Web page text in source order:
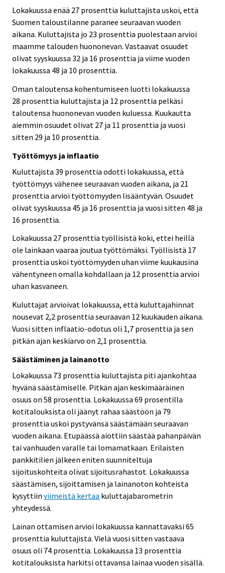
Lokakuussa enää 27 prosenttia kuluttajista uskoi, että
Suomen taloustilanne paranee seuraavan vuoden
aikana. Kuluttajista jo 23 prosenttia puolestaan arvioi
maamme talouden huononevan. Vastaavat osuudet
olivat syyskuussa 32 ja 16 prosenttia ja viime vuoden
lokakuussa 48 ja 10 prosenttia.
Oman taloutensa kohentumiseen luotti lokakuussa
28 prosenttia kuluttajista ja 12 prosenttia pelkäsi
taloutensa huononevan vuoden kuluessa. Kuukautta
aiemmin osuudet olivat 27 ja 11 prosenttia ja vuosi
sitten 29 ja 10 prosenttia.
Työttömyys ja inflaatio
Kuluttajista 39 prosenttia odotti lokakuussa, että
työttömyys vähenee seuraavan vuoden aikana, ja 21
prosenttia arvioi työttömyyden lisääntyvän. Osuudet
olivat syyskuussa 45 ja 16 prosenttia ja vuosi sitten 48 ja
16 prosenttia.
Lokakuussa 27 prosenttia työllisistä koki, ettei heillä
ole lainkaan vaaraa joutua työttömäksi. Työllisistä 17
prosenttia uskoi työttömyyden uhan viime kuukausina
vähentyneen omalla kohdallaan ja 12 prosenttia arvioi
uhan kasvaneen.
Kuluttajat arvioivat lokakuussa, että kuluttajahinnat
nousevat 2,2 prosenttia seuraavan 12 kuukauden aikana.
Vuosi sitten inflaatio-odotus oli 1,7 prosenttia ja sen
pitkän ajan keskiarvo on 2,1 prosenttia.
Säästäminen ja lainanotto
Lokakuussa 73 prosenttia kuluttajista piti ajankohtaa
hyvänä säästämiselle. Pitkän ajan keskimääräinen
osuus on 58 prosenttia. Lokakuussa 69 prosentilla
kotitalouksista oli jäänyt rahaa säästöön ja 79
prosenttia uskoi pystyvänsä säästämään seuraavan
vuoden aikana. Etupäässä aiottiin säästää pahanpäivän
tai vanhuuden varalle tai lomamatkaan. Erilaisten
pankkitilien jälkeen eniten suunniteltuja
sijoituskohteita olivat sijoitusrahastot. Lokakuussa
säästämisen, sijoittamisen ja lainanoton kohteista
kysyttiin viimeistä kertaa kuluttajabarometrin
yhteydessä.
Lainan ottamisen arvioi lokakuussa kannattavaksi 65
prosenttia kuluttajista. Vielä vuosi sitten vastaava
osuus oli 74 prosenttia. Lokakuussa 13 prosenttia
kotitalouksista harkitsi ottavansa lainaa vuoden sisällä.